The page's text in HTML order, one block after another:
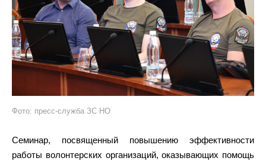
Фото: пресс-служба ЗС НО
Семинар, посвященный повышению эффективности
работы волонтерских организаций, оказывающих помощь